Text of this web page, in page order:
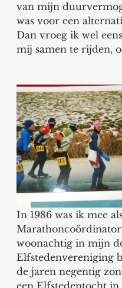
van mijn
was voor een
Dan vroeg ik wel
mij samen te rijden,
In 1986 was ik mee
woonachtig in mijn
Elfstedenvereniging
de jaren negentig
een Elfstedentocht in